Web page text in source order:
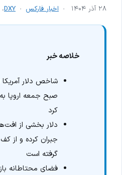
۲۸ آذر ۱۴۰۴ اخبار فارکس DXY،
خلاصه خبر
کرد
دلار بخشی از
گرفته است
فضای محتاطانه